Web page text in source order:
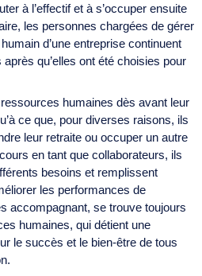
à l’effectif et à s’occuper ensuite
les personnes chargées de gérer
d’une entreprise continuent
qu’elles ont été choisies pour
humaines dès avant leur
ce que, pour diverses raisons, ils
leur retraite ou occuper un autre
en tant que collaborateurs, ils
besoins et remplissent
les performances de
accompagnant, se trouve toujours
humaines, qui détient une
le succès et le bien-être de tous